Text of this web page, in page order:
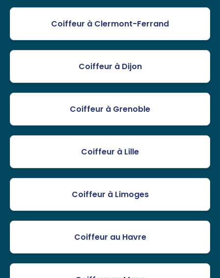
Coiffeur à Clermont-Ferrand
Coiffeur à Dijon
Coiffeur à Grenoble
Coiffeur à Lille
Coiffeur à Limoges
Coiffeur au Havre